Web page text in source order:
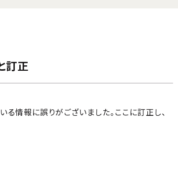
訂正
情報に誤りがございました。ここに訂正し、